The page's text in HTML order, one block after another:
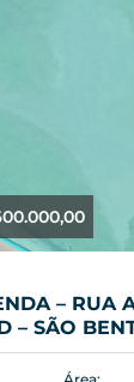
– RUA
– SÃO